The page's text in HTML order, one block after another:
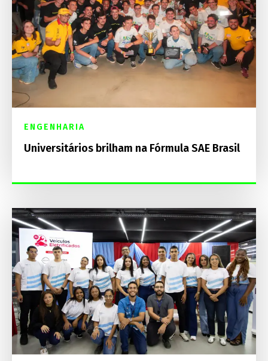
ENGENHARIA
Universitários brilham na Fórmula SAE Brasil